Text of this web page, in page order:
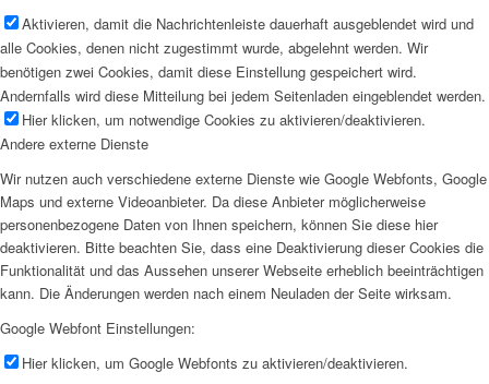
Aktivieren, damit die Nachrichtenleiste dauerhaft ausgeblendet wird und
alle Cookies, denen nicht zugestimmt wurde, abgelehnt werden. Wir
benötigen zwei Cookies, damit diese Einstellung gespeichert wird.
Andernfalls wird diese Mitteilung bei jedem Seitenladen eingeblendet werden.
Hier klicken, um notwendige Cookies zu aktivieren/deaktivieren.
Andere externe Dienste
Wir nutzen auch verschiedene externe Dienste wie Google Webfonts, Google
Maps und externe Videoanbieter. Da diese Anbieter möglicherweise
personenbezogene Daten von Ihnen speichern, können Sie diese hier
deaktivieren. Bitte beachten Sie, dass eine Deaktivierung dieser Cookies die
Funktionalität und das Aussehen unserer Webseite erheblich beeinträchtigen
kann. Die Änderungen werden nach einem Neuladen der Seite wirksam.
Google Webfont Einstellungen:
Hier klicken, um Google Webfonts zu aktivieren/deaktivieren.